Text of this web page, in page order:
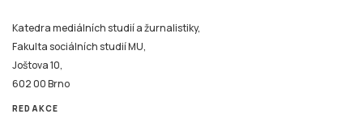
Joštova 10,
602 00 Brno
REDAKCE